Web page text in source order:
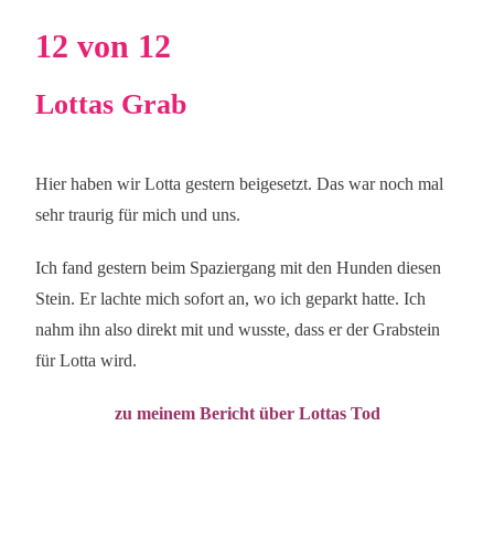
12 von 12
Lottas Grab
Hier haben wir Lotta gestern beigesetzt. Das war noch mal
sehr traurig für mich und uns.
Ich fand gestern beim Spaziergang mit den Hunden diesen
Stein. Er lachte mich sofort an, wo ich geparkt hatte. Ich
nahm ihn also direkt mit und wusste, dass er der Grabstein
für Lotta wird.
zu meinem Bericht über Lottas Tod